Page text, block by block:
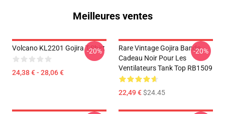
Meilleures ventes
Volcano KL2201 Gojira T-Shirt
24,38 € - 28,06 €
-20%
Rare Vintage Gojira Bande
Cadeau Noir Pour Les
Ventilateurs Tank Top RB1509
22,49 €$24.45
-20%